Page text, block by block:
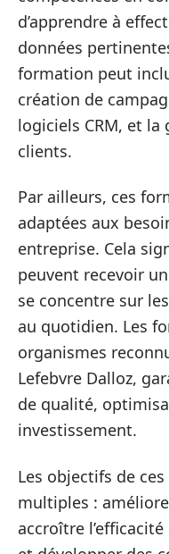
d’apprendre à
données
formation peut
création de
logiciels CRM, et la
clients.
Par ailleurs, ces
adaptées aux
entreprise. Cela
peuvent recevoir
se concentre sur
au quotidien. Les
organismes
Lefebvre Dalloz,
de qualité,
investissement.
Les objectifs de
multiples :
accroître